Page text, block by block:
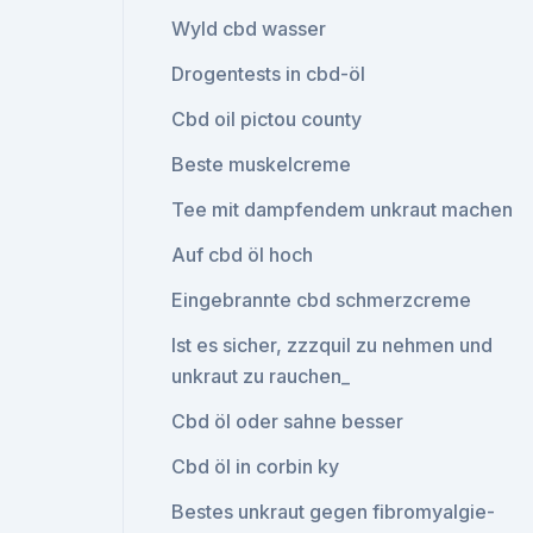
Wyld cbd wasser
Drogentests in cbd-öl
Cbd oil pictou county
Beste muskelcreme
Tee mit dampfendem unkraut machen
Auf cbd öl hoch
Eingebrannte cbd schmerzcreme
Ist es sicher, zzzquil zu nehmen und
unkraut zu rauchen_
Cbd öl oder sahne besser
Cbd öl in corbin ky
Bestes unkraut gegen fibromyalgie-